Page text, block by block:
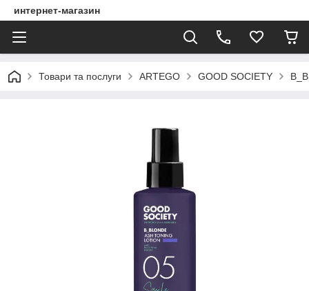
интернет-магазин
Товари та послуги ARTEGO GOOD SOCIETY